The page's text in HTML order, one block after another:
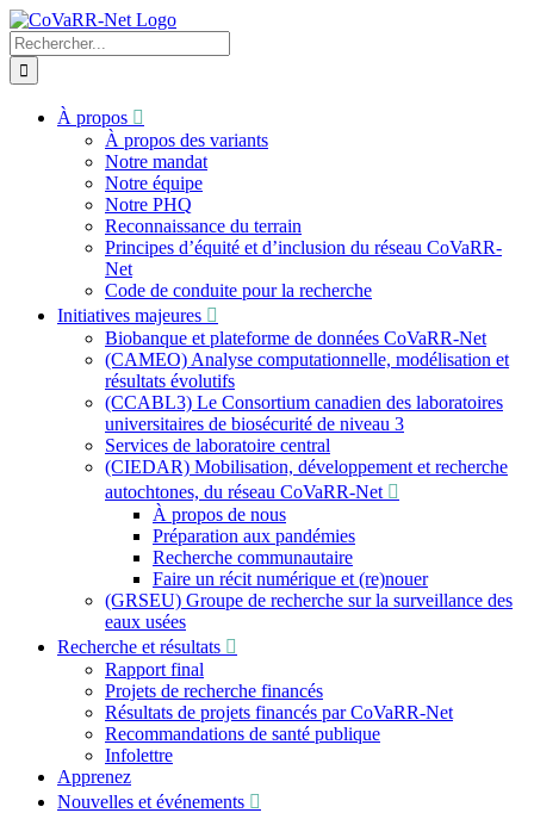
Skip
to
content
Recherche
sur
le
À propos
À propos des variants
Notre mandat
Notre équipe
Notre PHQ
Reconnaissance du terrain
Principes d’équité et d’inclusion du réseau CoVaRR-
Net
Code de conduite pour la recherche
Initiatives majeures
Biobanque et plateforme de données CoVaRR-Net
(CAMEO) Analyse computationnelle, modélisation et
résultats évolutifs
(CCABL3) Le Consortium canadien des laboratoires
universitaires de biosécurité de niveau 3
Services de laboratoire central
(CIEDAR) Mobilisation, développement et recherche
autochtones, du réseau CoVaRR-Net
À propos de nous
Préparation aux pandémies
Recherche communautaire
Faire un récit numérique et (re)nouer
(GRSEU) Groupe de recherche sur la surveillance des
eaux usées
Recherche et résultats
Rapport final
Projets de recherche financés
Résultats de projets financés par CoVaRR-Net
Recommandations de santé publique
Infolettre
Apprenez
Nouvelles et événements